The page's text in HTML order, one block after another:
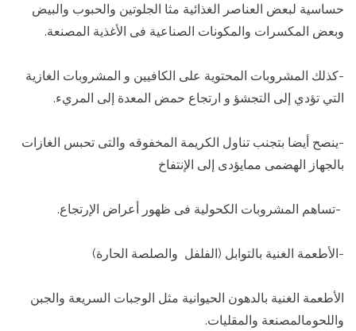
حساسية لبعض العناصر الغذائية مثا الجلوتين والحبوب والبيض
وبعض المكسرات والمكونات الصناعية فى الأغذية المصنعة.
-كذلك المشروبات المحتوية على الكافيين و المشروبات الغازية
التي تؤدي إلى التجشؤ و ارتجاع حمض المعدة إلى المريء.
-ينصح أيضا بتجنب تناول الكريمة المخفوقه والتى تحبس الغازات
بالجهاز الهضمى ممايؤدى إلى الإنتفاخ
-تساهم المشروبات الكحولية فى ظهور أعراض الإرتجاع.
-الأطعمة الغنية بالتوابل (الفلفل والصلصة الحارة)
الأطعمة الغنية بالدهون الحيوانية مثل الوجبات السريعة والجبن
واللحومالمصنعة والمقليات.